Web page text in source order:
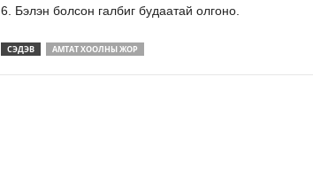
6. Бэлэн болсон галбиг будаатай олгоно.
СЭДЭВ АМТАТ ХООЛНЫ ЖОР